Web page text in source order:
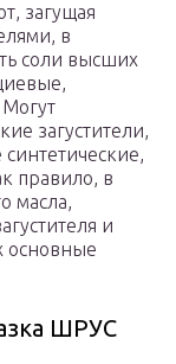
загущая
в
соли высших
загустители,
правило, в
масла,
и
основные
ШРУС